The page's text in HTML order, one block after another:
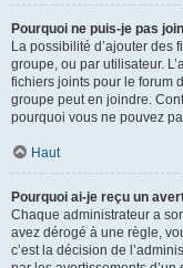
Pourquoi ne puis-je pas
La possibilité d’ajouter des
groupe, ou par utilisateur.
fichiers joints pour le forum
groupe peut en joindre.
pourquoi vous ne pouvez
Haut
Pourquoi ai-je reçu un
Chaque administrateur a
avez dérogé à une règle,
c’est la décision de